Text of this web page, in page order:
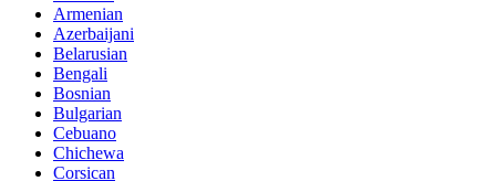
Armenian
Azerbaijani
Belarusian
Bengali
Bosnian
Bulgarian
Cebuano
Chichewa
Corsican